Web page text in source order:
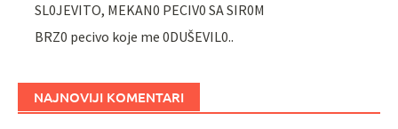
SL0JEVITO, MEKAN0 PECIV0 SA SIR0M
BRZ0 pecivo koje me 0DUŠEVIL0..
NAJNOVIJI KOMENTARI